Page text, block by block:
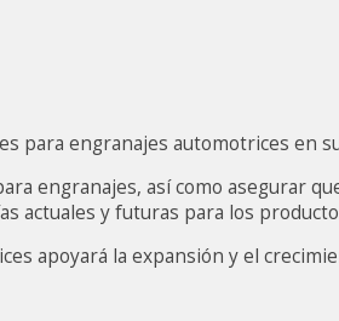
para engranajes automotrices en
engranajes, así como asegurar
actuales y futuras para los
apoyará la expansión y el